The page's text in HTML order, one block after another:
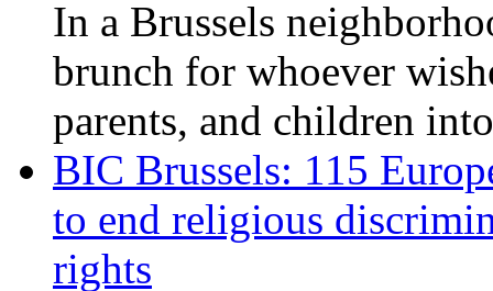
In a Brussels
brunch for whoever
parents, and children
BIC Brussels: 115
to end religious
rights